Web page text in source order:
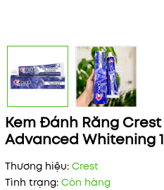
Kem Đánh Răng
Advanced Whitening
Thương hiệu: Crest
Tình trạng: Còn hàng